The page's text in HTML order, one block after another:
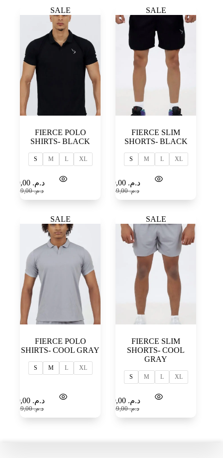
SALE
FIERCE POLO
SHIRTS- BLACK
S M L XL
د.م.189,00
د.م.
SALE
FIERCE SLIM
SHORTS- BLACK
S M L XL
د.م.149,00
د.م.
SALE
FIERCE POLO
SHIRTS- COOL GRAY
S M L XL
د.م.189,00
د.م.
SALE
FIERCE SLIM
SHORTS- COOL
GRAY
S M L XL
د.م.149,00
د.م.